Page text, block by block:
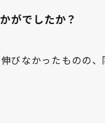
がでしたか？
びなかったものの